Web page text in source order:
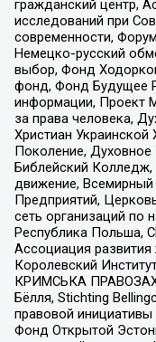
гражданский центр,
исследований при
современности,
Немецко-русский
выбор, Фонд
фонд, Фонд Будущее
информации, Проект
за права человека,
Христиан
Поколение,
Библейский
движение, Всемирный
Предприятий,
сеть организаций
Республика
Ассоциация
Королевский
КРИМСЬКА
Бёлля, Stichting
правовой
Фонд Открытой